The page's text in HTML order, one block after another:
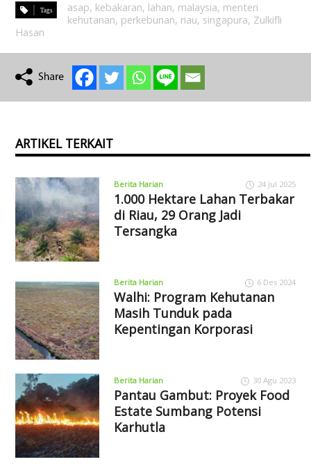
asap, kebakaran, lahan, malaysia, menteri
kehutanan, perkebunan, riau, singapura, Zulkifli
Hasan
ARTIKEL TERKAIT
Berita Harian 24 Jul 2025
1.000 Hektare Lahan Terbakar
di Riau, 29 Orang Jadi
Tersangka
Berita Harian 6 Des 2024
Walhi: Program Kehutanan
Masih Tunduk pada
Kepentingan Korporasi
Berita Harian 30 Agu 2023
Pantau Gambut: Proyek Food
Estate Sumbang Potensi
Karhutla